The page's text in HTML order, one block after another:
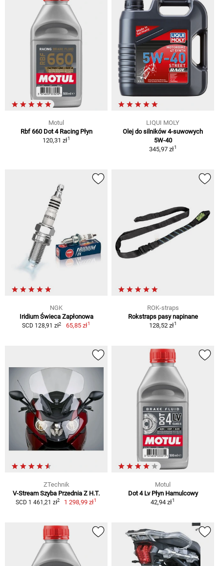
Motul
Rbf 660 Dot 4 Racing Płyn
120,31 zł1
LIQUI MOLY
Olej do silników 4-suwowych
5W-40
345,97 zł1
NGK
Iridium Świeca Zapłonowa
SCD 128,91 zł2 65,85 zł1
ROK-straps
Rokstraps pasy napinane
128,52 zł1
ZTechnik
V-Stream Szyba Przednia Z H.T.
SCD 1 461,21 zł2 1 298,99 zł1
Motul
Dot 4 Lv Płyn Hamulcowy
42,94 zł1